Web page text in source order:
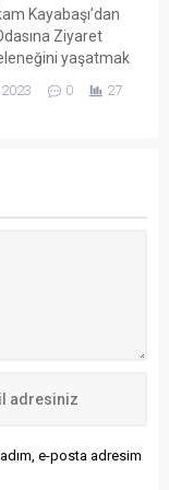
toprağa
Yakıntaş
mevkiinde park
tıra çarpan
Kayabaşı’dan
Ziyaret
yaşatmak
bu yıl 18-24 Eylül
0 27
e-posta adresim